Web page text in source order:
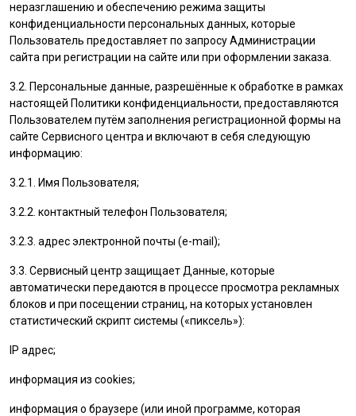
неразглашению и обеспечению режима защиты
конфиденциальности персональных данных, которые
Пользователь предоставляет по запросу Администрации
сайта при регистрации на сайте или при оформлении заказа.
3.2. Персональные данные, разрешённые к обработке в рамках
настоящей Политики конфиденциальности, предоставляются
Пользователем путём заполнения регистрационной формы на
cайте Сервисного центра и включают в себя следующую
информацию:
3.2.1. Имя Пользователя;
3.2.2. контактный телефон Пользователя;
3.2.3. адрес электронной почты (e-mail);
3.3. Сервисный центр защищает Данные, которые
автоматически передаются в процессе просмотра рекламных
блоков и при посещении страниц, на которых установлен
статистический скрипт системы («пиксель»):
IP адрес;
информация из cookies;
информация о браузере (или иной программе, которая